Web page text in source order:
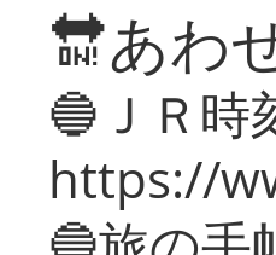
🔛あわ
🔵ＪＲ時
https://